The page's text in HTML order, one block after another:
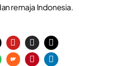
remaja Indonesia.